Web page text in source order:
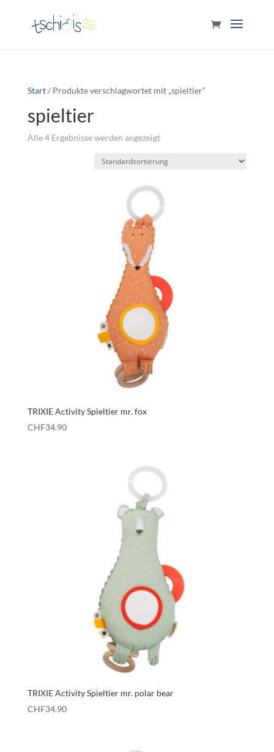
Start/ Produkte verschlagwortet mit „spieltier“
spieltier
Alle 4 Ergebnisse werden angezeigt
TRIXIE Activity Spieltier mr. fox
CHF34.90
TRIXIE Activity Spieltier mr. polar bear
CHF34.90